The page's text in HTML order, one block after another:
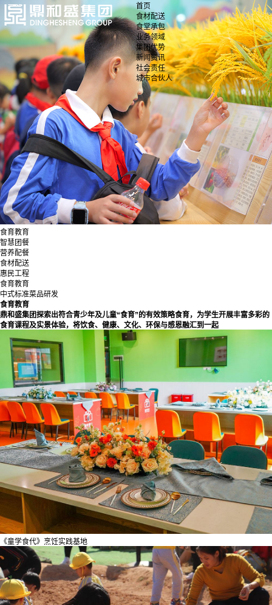
首页
食材配送
食堂承包
业务领域
集团优势
新闻资讯
社会责任
城市合伙人
食育教育
智慧团餐
营养配餐
食材配送
惠民工程
食育教育
中式标准菜品研发
食育教育
鼎和盛集团探索出符合青少年及儿童“食育”的有效策略食育，为学生开展丰富多彩的
食育课程及实景体验，将饮食、健康、文化、环保与感恩融汇到一起
《童学食代》烹饪实践基地